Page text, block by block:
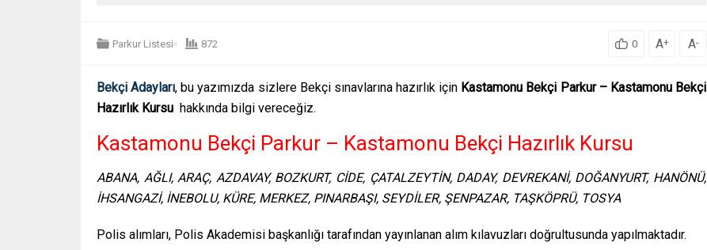
Parkur Listesi 872 0 A+ A-
Bekçi Adayları, bu yazımızda sizlere Bekçi sınavlarına hazırlık için Kastamonu Bekçi Parkur – Kastamonu Bekçi
Hazırlık Kursu hakkında bilgi vereceğiz.
Kastamonu Bekçi Parkur – Kastamonu Bekçi Hazırlık Kursu
ABANA, AĞLI, ARAÇ, AZDAVAY, BOZKURT, CİDE, ÇATALZEYTİN, DADAY, DEVREKANİ, DOĞANYURT, HANÖNÜ,
İHSANGAZİ, İNEBOLU, KÜRE, MERKEZ, PINARBAŞI, SEYDİLER, ŞENPAZAR, TAŞKÖPRÜ, TOSYA
Polis alımları, Polis Akademisi başkanlığı tarafından yayınlanan alım kılavuzları doğrultusunda yapılmaktadır.